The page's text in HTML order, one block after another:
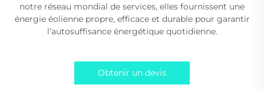
notre réseau mondial de services, elles fournissent une
énergie éolienne propre, efficace et durable pour garantir
l’autosuffisance énergétique quotidienne.
Obtenir un devis